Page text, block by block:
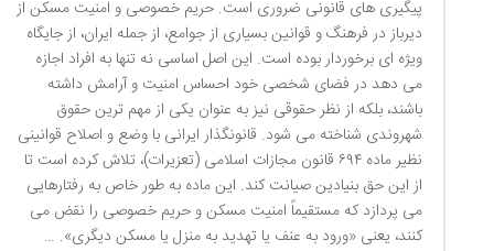
پیگیری های قانونی ضروری است. حریم خصوصی و امنیت مسکن از
دیرباز در فرهنگ و قوانین بسیاری از جوامع، از جمله ایران، از جایگاه
ویژه ای برخوردار بوده است. این اصل اساسی نه تنها به افراد اجازه
می دهد در فضای شخصی خود احساس امنیت و آرامش داشته
باشند، بلکه از نظر حقوقی نیز به عنوان یکی از مهم ترین حقوق
شهروندی شناخته می شود. قانونگذار ایرانی با وضع و اصلاح قوانینی
نظیر ماده ۶۹۴ قانون مجازات اسلامی (تعزیرات)، تلاش کرده است تا
از این حق بنیادین صیانت کند. این ماده به طور خاص به رفتارهایی
می پردازد که مستقیماً امنیت مسکن و حریم خصوصی را نقض می
کنند، یعنی «ورود به عنف یا تهدید به منزل یا مسکن دیگری». …